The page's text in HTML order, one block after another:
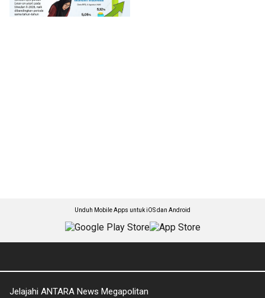
Unduh Mobile Apps untuk iOS dan Android
Jelajahi ANTARA News Megapolitan